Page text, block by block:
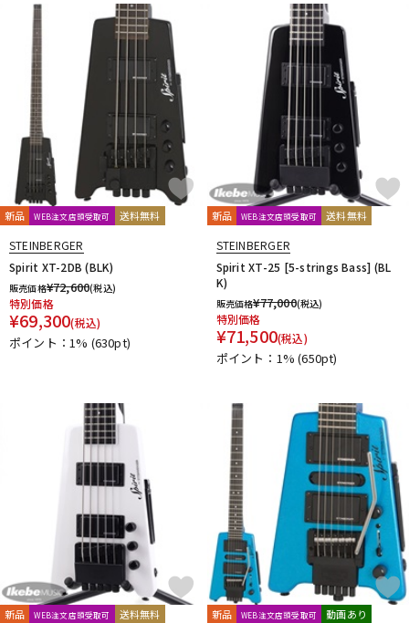
新品 WEB注文店頭受取可 送料無料
STEINBERGER
Spirit XT-2DB (BLK)
販売価格¥72,600(税込)
特別価格
¥69,300(税込)
ポイント：1% (630pt)
新品 WEB注文店頭受取可 送料無料
STEINBERGER
Spirit XT-25 [5-strings Bass] (BL
K)
販売価格¥77,000(税込)
特別価格
¥71,500(税込)
ポイント：1%(650pt)
新品 WEB注文店頭受取可 送料無料 新品 WEB注文店頭受取可
動画あり